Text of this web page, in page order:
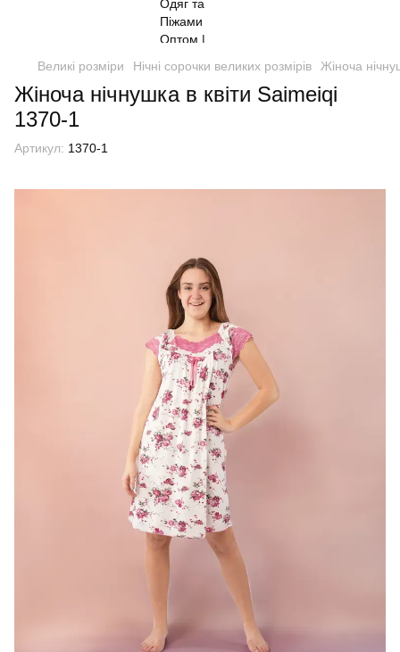
Великі розміри Нічні сорочки великих розмірів Жіноча
Жіноча нічнушка в квіти Saimeiqi
1370-1
Артикул: 1370-1